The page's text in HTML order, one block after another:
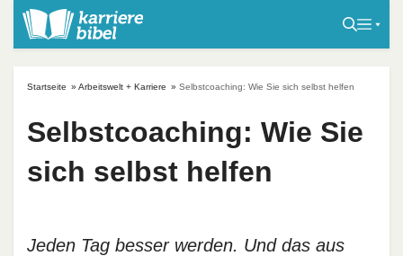
Startseite » Arbeitswelt + Karriere » Selbstcoaching: Wie Sie sich selbst helfen
Selbstcoaching: Wie Sie
sich selbst helfen
Jeden Tag besser werden. Und das aus